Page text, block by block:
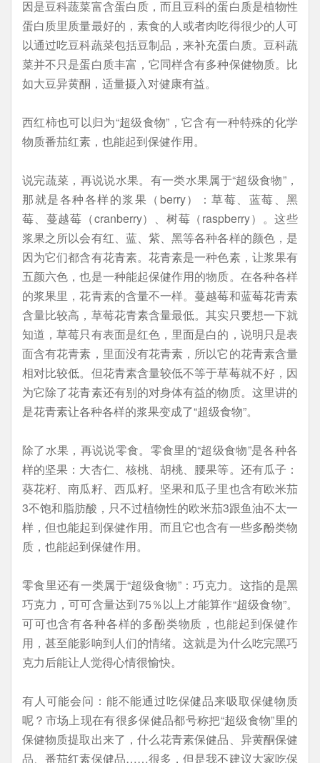
因是豆科蔬菜富含蛋白质，而且豆科的蛋白质是植物性
蛋白质里质量最好的，素食的人或者肉吃得很少的人可
以通过吃豆科蔬菜包括豆制品，来补充蛋白质。豆科蔬
菜并不只是蛋白质丰富，它同样含有多种保健物质。比
如大豆异黄酮，适量摄入对健康有益。
西红柿也可以归为“超级食物”，它含有一种特殊的化学
物质番茄红素，也能起到保健作用。
说完蔬菜，再说说水果。有一类水果属于“超级食物”，
那就是各种各样的浆果（berry）：草莓、蓝莓、黑
莓、蔓越莓（cranberry）、树莓（raspberry）。这些
浆果之所以会有红、蓝、紫、黑等各种各样的颜色，是
因为它们都含有花青素。花青素是一种色素，让浆果有
五颜六色，也是一种能起保健作用的物质。在各种各样
的浆果里，花青素的含量不一样。蔓越莓和蓝莓花青素
含量比较高，草莓花青素含量最低。其实只要想一下就
知道，草莓只有表面是红色，里面是白的，说明只是表
面含有花青素，里面没有花青素，所以它的花青素含量
相对比较低。但花青素含量较低不等于草莓就不好，因
为它除了花青素还有别的对身体有益的物质。这里讲的
是花青素让各种各样的浆果变成了“超级食物”。
除了水果，再说说零食。零食里的“超级食物”是各种各
样的坚果：大杏仁、核桃、胡桃、腰果等。还有瓜子：
葵花籽、南瓜籽、西瓜籽。坚果和瓜子里也含有欧米茄
3不饱和脂肪酸，只不过植物性的欧米茄3跟鱼油不太一
样，但也能起到保健作用。而且它也含有一些多酚类物
质，也能起到保健作用。
零食里还有一类属于“超级食物”：巧克力。这指的是黑
巧克力，可可含量达到75％以上才能算作“超级食物”。
可可也含有各种各样的多酚类物质，也能起到保健作
用，甚至能影响到人们的情绪。这就是为什么吃完黑巧
克力后能让人觉得心情很愉快。
有人可能会问：能不能通过吃保健品来吸取保健物质
呢？市场上现在有很多保健品都号称把“超级食物”里的
保健物质提取出来了，什么花青素保健品、异黄酮保健
品、番茄红素保健品……很多，但是我不建议大家吃保